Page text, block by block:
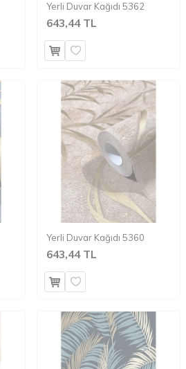
Yerli Duvar Kağıdı 5362
643,44 TL
Yerli Duvar Kağıdı 5360
643,44 TL